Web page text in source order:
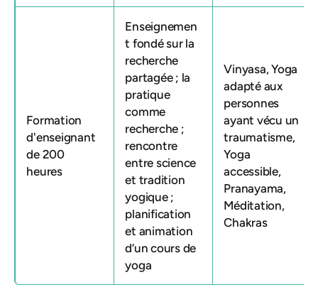
Formation
d'enseignant
de 200
heures
Enseignemen
t fondé sur la
recherche
partagée ; la
pratique
comme
recherche ;
rencontre
entre science
et tradition
yogique ;
planification
et animation
d’un cours de
yoga
Vinyasa, Yoga
adapté aux
personnes
ayant vécu un
traumatisme,
Yoga
accessible,
Pranayama,
Méditation,
Chakras